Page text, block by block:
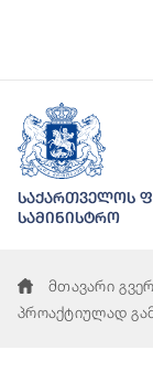
საქართველოს
სამინისტრო
მთავარი
პროაქტიულად